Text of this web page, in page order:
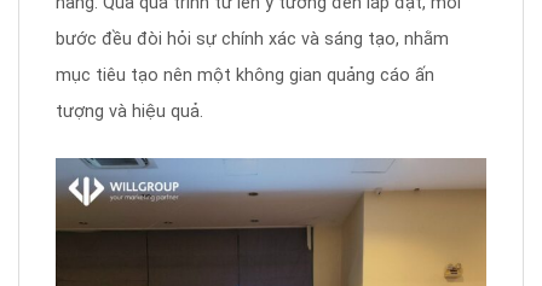
bước đều đòi hỏi sự chính xác và sáng tạo, nhằm
mục tiêu tạo nên một không gian quảng cáo ấn
tượng và hiệu quả.